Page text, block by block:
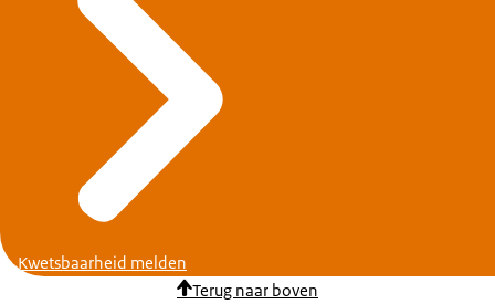
Kwetsbaarheid melden
Terug naar boven